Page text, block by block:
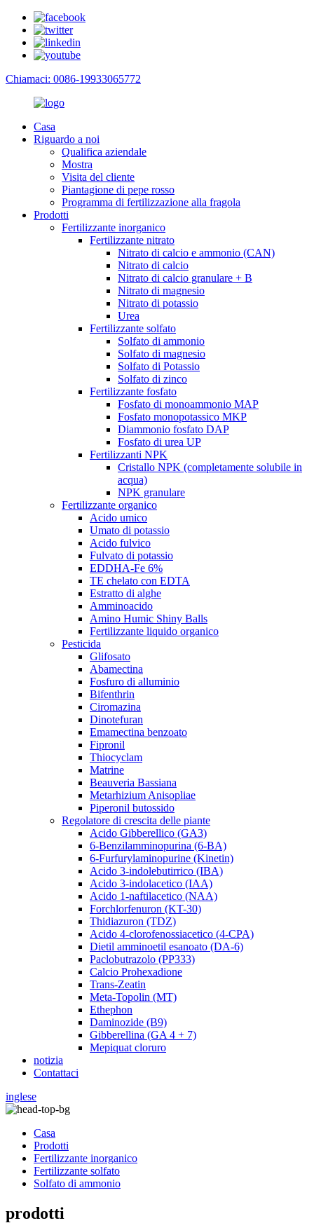
Chiamaci: 0086-19933065772
Casa
Riguardo a noi
Qualifica aziendale
Mostra
Visita del cliente
Piantagione di pepe rosso
Programma di fertilizzazione alla fragola
Prodotti
Fertilizzante inorganico
Fertilizzante nitrato
Nitrato di calcio e ammonio (CAN)
Nitrato di calcio
Nitrato di calcio granulare + B
Nitrato di magnesio
Nitrato di potassio
Urea
Fertilizzante solfato
Solfato di ammonio
Solfato di magnesio
Solfato di Potassio
Solfato di zinco
Fertilizzante fosfato
Fosfato di monoammonio MAP
Fosfato monopotassico MKP
Diammonio fosfato DAP
Fosfato di urea UP
Fertilizzanti NPK
Cristallo NPK (completamente solubile in
acqua)
NPK granulare
Fertilizzante organico
Acido umico
Umato di potassio
Acido fulvico
Fulvato di potassio
EDDHA-Fe 6%
TE chelato con EDTA
Estratto di alghe
Amminoacido
Amino Humic Shiny Balls
Fertilizzante liquido organico
Pesticida
Glifosato
Abamectina
Fosfuro di alluminio
Bifenthrin
Ciromazina
Dinotefuran
Emamectina benzoato
Fipronil
Thiocyclam
Matrine
Beauveria Bassiana
Metarhizium Anisopliae
Piperonil butossido
Regolatore di crescita delle piante
Acido Gibberellico (GA3)
6-Benzilamminopurina (6-BA)
6-Furfurylaminopurine (Kinetin)
Acido 3-indolebutirrico (IBA)
Acido 3-indolacetico (IAA)
Acido 1-naftilacetico (NAA)
Forchlorfenuron (KT-30)
Thidiazuron (TDZ)
Acido 4-clorofenossiacetico (4-CPA)
Dietil amminoetil esanoato (DA-6)
Paclobutrazolo (PP333)
Calcio Prohexadione
Trans-Zeatin
Meta-Topolin (MT)
Ethephon
Daminozide (B9)
Gibberellina (GA 4 + 7)
Mepiquat cloruro
notizia
Contattaci
inglese
Casa
Prodotti
Fertilizzante inorganico
Fertilizzante solfato
Solfato di ammonio
prodotti